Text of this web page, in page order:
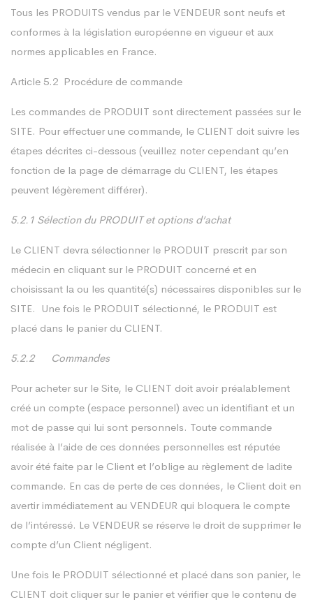
Tous les PRODUITS vendus par le VENDEUR sont neufs et
conformes à la législation européenne en vigueur et aux
normes applicables en France.
Article 5.2 Procédure de commande
Les commandes de PRODUIT sont directement passées sur le
SITE. Pour effectuer une commande, le CLIENT doit suivre les
étapes décrites ci-dessous (veuillez noter cependant qu’en
fonction de la page de démarrage du CLIENT, les étapes
peuvent légèrement différer).
5.2.1 Sélection du PRODUIT et options d’achat
Le CLIENT devra sélectionner le PRODUIT prescrit par son
médecin en cliquant sur le PRODUIT concerné et en
choisissant la ou les quantité(s) nécessaires disponibles sur le
SITE. Une fois le PRODUIT sélectionné, le PRODUIT est
placé dans le panier du CLIENT.
5.2.2 Commandes
Pour acheter sur le Site, le CLIENT doit avoir préalablement
créé un compte (espace personnel) avec un identifiant et un
mot de passe qui lui sont personnels. Toute commande
réalisée à l’aide de ces données personnelles est réputée
avoir été faite par le Client et l’oblige au règlement de ladite
commande. En cas de perte de ces données, le Client doit en
avertir immédiatement au VENDEUR qui bloquera le compte
de l’intéressé. Le VENDEUR se réserve le droit de supprimer le
compte d’un Client négligent.
Une fois le PRODUIT sélectionné et placé dans son panier, le
CLIENT doit cliquer sur le panier et vérifier que le contenu de